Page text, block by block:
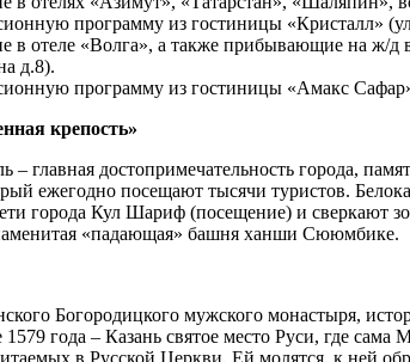
программу из гостиницы «Кристалл»
отеле «Волга», а также прибывающие на ж/д
д.8).
программу из гостиницы «Амакс
крепость»
– главная достопримечательность города,
ежегодно посещают тысячи туристов.
города Кул Шариф (посещение) и сверкают
«падающая» башня ханши Сююмбике.
Богородицкого мужского монастыря,
года – Казань святое место Руси, где
в Русской Церкви. Ей молятся, к ней